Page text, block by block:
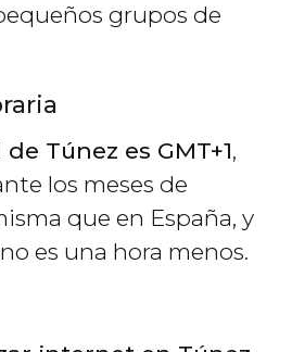
grupos de
Túnez es GMT+1,
los meses de
que en España, y
es una hora menos.